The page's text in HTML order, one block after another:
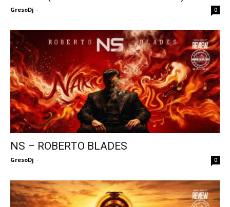
GresoDj - 0
NS – ROBERTO BLADES
GresoDj - 0